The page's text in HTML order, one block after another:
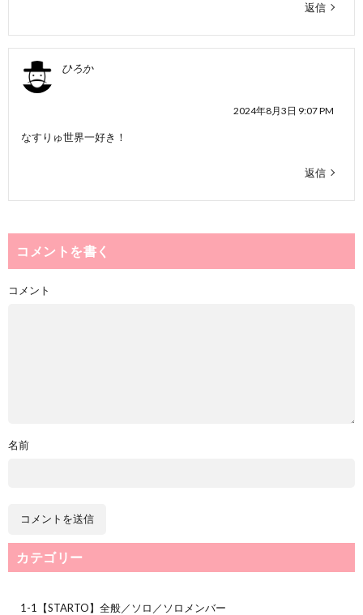
返信
ひろか
2024年8月3日 9:07 PM
なすりゅ世界一好き！
返信
コメントを書く
コメント
名前
カテゴリー
1-1【STARTO】全般／ソロ／ソロメンバー